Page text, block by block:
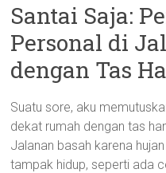
Santai Saja:
Personal di
dengan Tas
Suatu sore, aku
dekat rumah dengan tas
Jalanan basah karena
tampak hidup, seperti ada